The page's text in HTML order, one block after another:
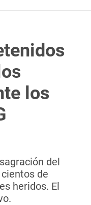
los
del
de
heridos. El